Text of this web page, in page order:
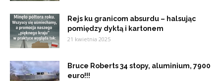
Rejs ku granicom absurdu – halsując
pomiędzy dyktą i kartonem
21 kwietnia 2025
Bruce Roberts 34 stopy, aluminium, 7900
euro!!!